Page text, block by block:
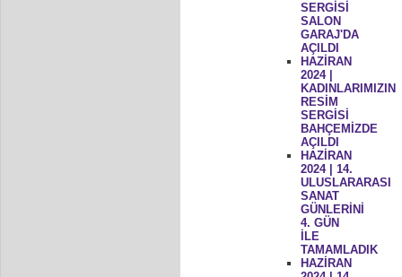
SERGİSİ
SALON
GARAJ'DA
AÇILDI
HAZİRAN
2024 |
KADINLARIMIZIN
RESİM
SERGİSİ
BAHÇEMİZDE
AÇILDI
HAZİRAN
2024 | 14.
ULUSLARARASI
SANAT
GÜNLERİNİ
4. GÜN
İLE
TAMAMLADIK
HAZİRAN